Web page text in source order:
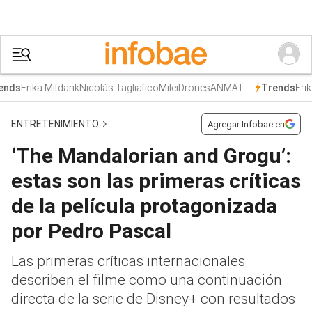
Erika MitdankNicolás TagliaficoMileiDronesANMAT TrendsErika
ENTRETENIMIENTO Agregar Infobae en
‘The Mandalorian and Grogu’:
estas son las primeras críticas
de la película protagonizada
por Pedro Pascal
Las primeras críticas internacionales
describen el filme como una continuación
directa de la serie de Disney+ con resultados